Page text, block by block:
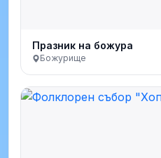
Празник на божура
Божурище